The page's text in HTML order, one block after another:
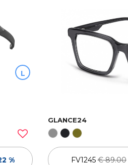
L
%
GLANCE24
FV1245€ 89.00